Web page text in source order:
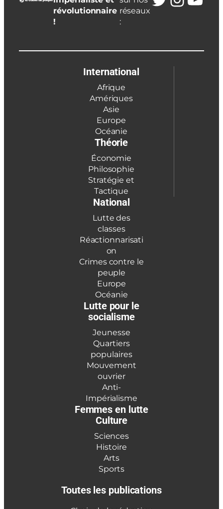
révolutionnaire
!
réseaux
:
International
Afrique
Amériques
Asie
Europe
Océanie
Théorie
Économie
Philosophie
Stratégie et
Tactique
National
Lutte des
classes
Réactionnarisati
on
Crimes contre le
peuple
Europe
Océanie
Lutte pour le
socialisme
Jeunesse
Quartiers
populaires
Mouvement
ouvrier
Anti-
Impérialisme
Femmes en lutte
Culture
Sciences
Histoire
Arts
Sports
Toutes les publications